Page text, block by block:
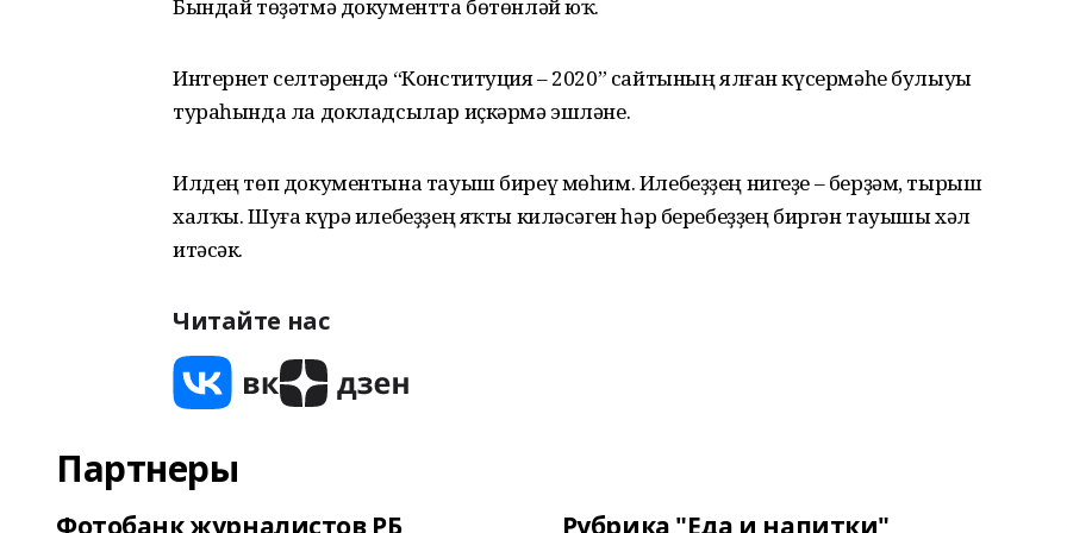
Бындай төҙәтмә документта бөтөнләй юҡ.
Интернет селтәрендә “Конституция – 2020” сайтының ялған күсермәһе булыуы
тураһында ла докладсылар иҫкәрмә эшләне.
Илдең төп документына тауыш биреү мөһим. Илебеҙҙең нигеҙе – берҙәм, тырыш
халҡы. Шуға күрә илебеҙҙең яҡты киләсәген һәр беребеҙҙең биргән тауышы хәл
итәсәк.
Читайте нас
Партнеры
Фотобанк журналистов РБ Рубрика "Еда и напитки"